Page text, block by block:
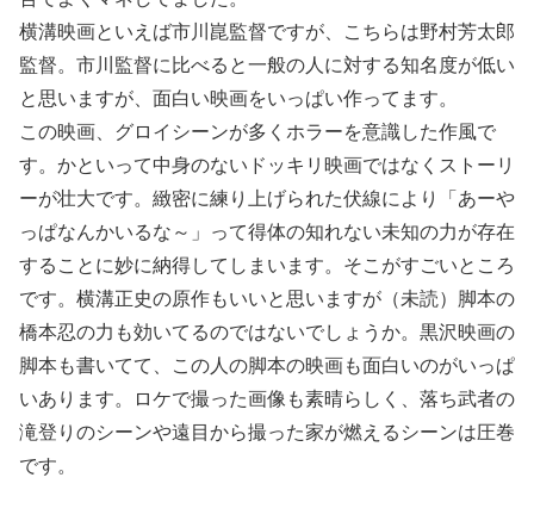
横溝映画といえば市川崑監督ですが、こちらは野村芳太郎
監督。市川監督に比べると一般の人に対する知名度が低い
と思いますが、面白い映画をいっぱい作ってます。
この映画、グロイシーンが多くホラーを意識した作風で
す。かといって中身のないドッキリ映画ではなくストーリ
ーが壮大です。緻密に練り上げられた伏線により「あーや
っぱなんかいるな～」って得体の知れない未知の力が存在
することに妙に納得してしまいます。そこがすごいところ
です。横溝正史の原作もいいと思いますが（未読）脚本の
橋本忍の力も効いてるのではないでしょうか。黒沢映画の
脚本も書いてて、この人の脚本の映画も面白いのがいっぱ
いあります。ロケで撮った画像も素晴らしく、落ち武者の
滝登りのシーンや遠目から撮った家が燃えるシーンは圧巻
です。